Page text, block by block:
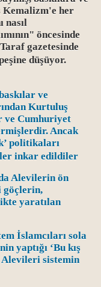
Kemalizm'e her
nasıl
öncesinde
gazetesinde
düşüyor.
ve
Kurtuluş
ve Cumhuriyet
Ancak
politikaları
inkar edildiler
Alevilerin ön
göçlerin,
yaratılan
İslamcıları sola
yaptığı ‘Bu kış
Alevileri sistemin